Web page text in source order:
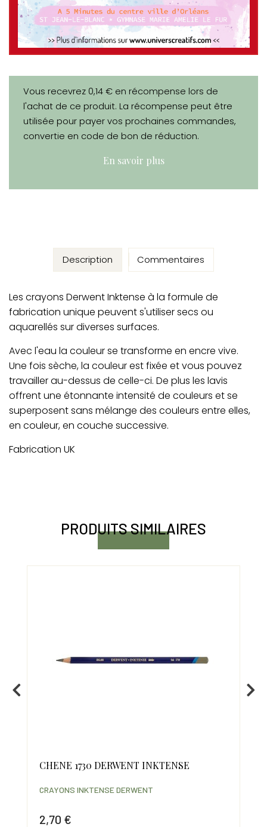
Vous recevrez 0,14 € en récompense lors de
l'achat de ce produit. La récompense peut être
utilisée pour payer vos prochaines commandes,
convertie en code de bon de réduction.
En savoir plus
Description
Les crayons Derwent Inktense à la formule de
fabrication unique peuvent s'utiliser secs ou
aquarellés sur diverses surfaces.
Avec l'eau la couleur se transforme en encre vive.
Une fois sèche, la couleur est fixée et vous pouvez
travailler au-dessus de celle-ci. De plus les lavis
offrent une étonnante intensité de couleurs et se
superposent sans mélange des couleurs entre elles,
en couleur, en couche successive.
Fabrication UK
Commentaires
PRODUITS SIMILAIRES
CHENE 1730 DERWENT INKTENSE
2,70 €
CRAYONS INKTENSE DERWENT